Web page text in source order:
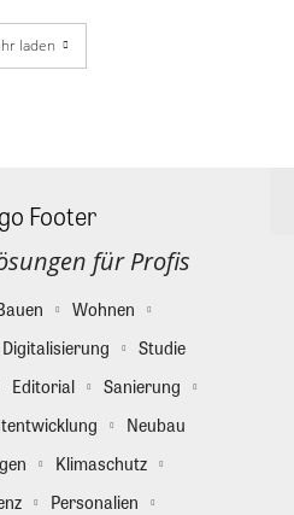
laden
für Profis
Wohnen
Digitalisierung
Studie
Editorial
Sanierung
Neubau
Klimaschutz
Personalien